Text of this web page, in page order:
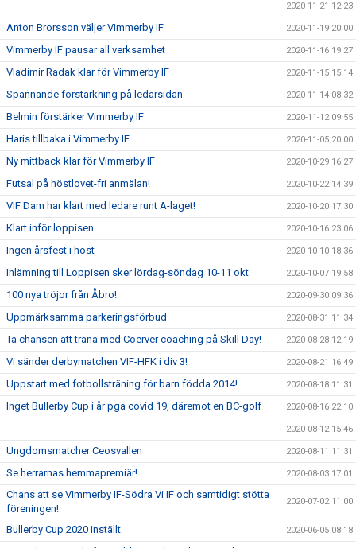
2020-11-21 12:23
Anton Brorsson väljer Vimmerby IF 2020-11-19 20:00
Vimmerby IF pausar all verksamhet 2020-11-16 19:27
Vladimir Radak klar för Vimmerby IF 2020-11-15 15:14
Spännande förstärkning på ledarsidan 2020-11-14 08:32
Belmin förstärker Vimmerby IF 2020-11-12 09:55
Haris tillbaka i Vimmerby IF 2020-11-05 20:00
Ny mittback klar för Vimmerby IF 2020-10-29 16:27
Futsal på höstlovet-fri anmälan! 2020-10-22 14:39
VIF Dam har klart med ledare runt A-laget! 2020-10-20 17:30
Klart inför loppisen 2020-10-16 23:06
Ingen årsfest i höst 2020-10-10 18:36
Inlämning till Loppisen sker lördag-söndag 10-11 okt 2020-10-07 19:58
100 nya tröjor från Åbro! 2020-09-30 09:36
Uppmärksamma parkeringsförbud 2020-08-31 11:34
Ta chansen att träna med Coerver coaching på Skill Day! 2020-08-28 12:19
Vi sänder derbymatchen VIF-HFK i div 3! 2020-08-21 16:49
Uppstart med fotbollsträning för barn födda 2014! 2020-08-18 11:31
Inget Bullerby Cup i år pga covid 19, däremot en BC-golf 2020-08-16 22:10
2020-08-12 15:46
Ungdomsmatcher Ceosvallen 2020-08-11 11:31
Se herrarnas hemmapremiär! 2020-08-03 17:01
Chans att se Vimmerby IF-Södra Vi IF och samtidigt stötta
föreningen!
2020-07-02 11:00
Bullerby Cup 2020 inställt 2020-06-05 08:18